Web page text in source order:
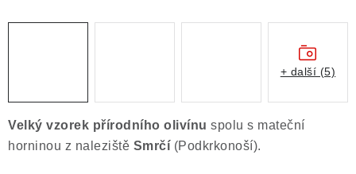
Ochrana osobních údajů
Velký vzorek přírodního olivínu spolu s mateční
horninou z naleziště Smrčí (Podkrkonoší).
+ další (5)